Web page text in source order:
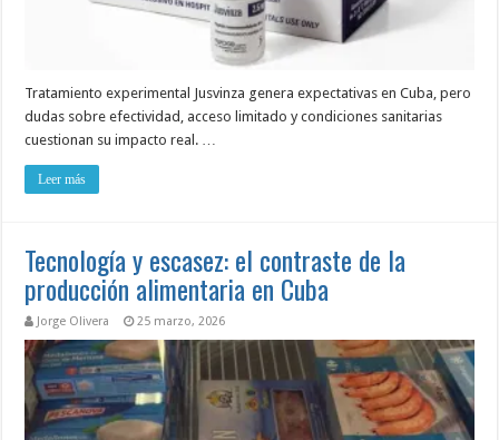
Tratamiento experimental Jusvinza genera expectativas en Cuba, pero
dudas sobre efectividad, acceso limitado y condiciones sanitarias
cuestionan su impacto real. …
Leer más
Tecnología y escasez: el contraste de la
producción alimentaria en Cuba
Jorge Olivera 25 marzo, 2026